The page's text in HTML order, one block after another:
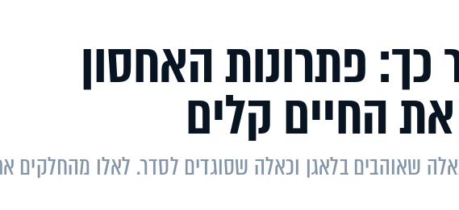
כך: פתרונות האחסון
החיים קלים
שאוהבים בלאגן וכאלה שסוגדים לסדר. לאלו מהחלקים